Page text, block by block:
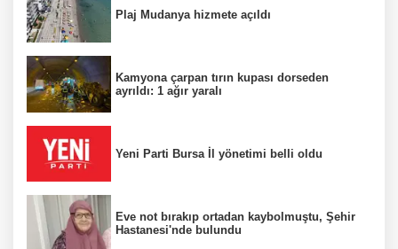
Plaj Mudanya hizmete açıldı
Kamyona çarpan tırın kupası dorseden
ayrıldı: 1 ağır yaralı
Yeni Parti Bursa İl yönetimi belli oldu
Eve not bırakıp ortadan kaybolmuştu, Şehir
Hastanesi'nde bulundu